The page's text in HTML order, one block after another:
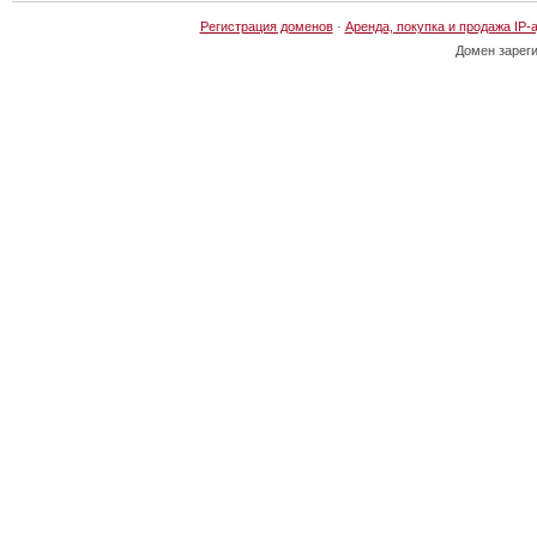
Регистрация доменов· Аренда, покупка и продажа IP-
Домен